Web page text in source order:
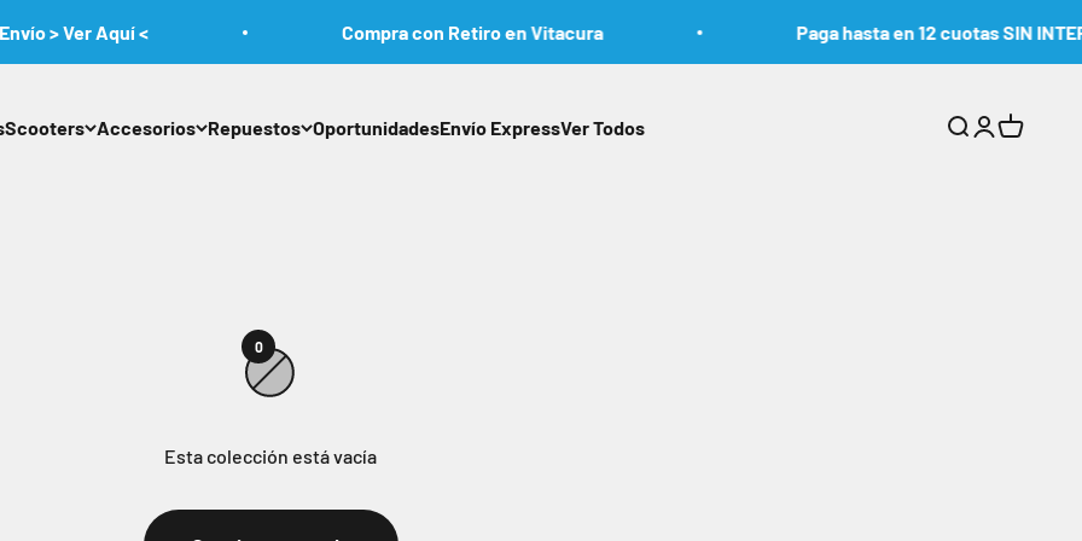
> Ver Aquí < Compra con Retiro en Vitacura Paga hasta en 12 cuotas SIN
Scooters Accesorios Repuestos OportunidadesEnvío ExpressVer Todos Abrir búsqueda
Abrir página
Abrir
0
Esta colección está vacía